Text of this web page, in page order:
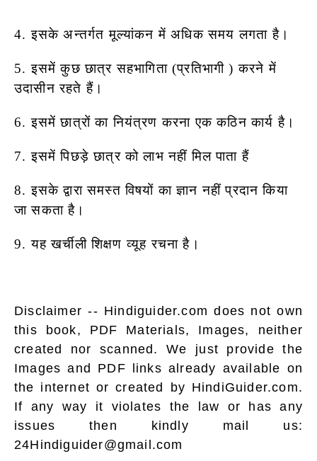
4. इसके अन्तर्गत मूल्यांकन में अधिक समय लगता है।
5. इसमें कुछ छात्र सहभागिता (प्रतिभागी ) करने में
उदासीन रहते हैं।
6. इसमें छात्रों का नियंत्रण करना एक कठिन कार्य है।
7. इसमें पिछड़े छात्र को लाभ नहीं मिल पाता हैं
8. इसके द्वारा समस्त विषयों का ज्ञान नहीं प्रदान किया
जा सकता है।
9. यह खर्चीली शिक्षण व्यूह रचना है।
Disclaimer -- Hindiguider.com does not own
this book, PDF Materials, Images, neither
created nor scanned. We just provide the
Images and PDF links already available on
the internet or created by HindiGuider.com.
If any way it violates the law or has any
issues then kindly mail us:
24Hindiguider@gmail.com